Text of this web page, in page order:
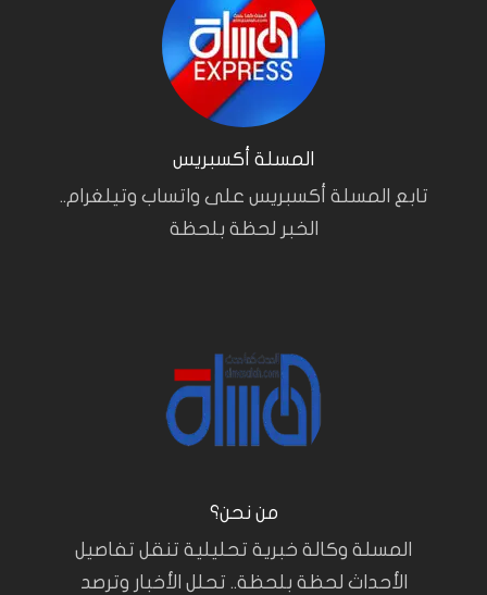
المسلة أكسبريس
تابع المسلة أكسبريس على واتساب وتيلغرام..
الخبر لحظة بلحظة
من نحن؟
المسلة وكالة خبرية تحليلية تنقل تفاصيل
الأحداث لحظة بلحظة.. تحلل الأخبار وترصد